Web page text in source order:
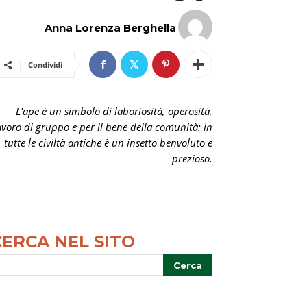
Anna Lorenza Berghella
Condividi
L'ape è un simbolo di laboriosità, operosità,
di gruppo e per il bene della comunità: in
tutte le civiltà antiche è un insetto benvoluto e
prezioso.
NEL SITO